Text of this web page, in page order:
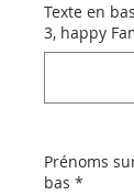
Texte en
3, happy
Prénoms
bas *